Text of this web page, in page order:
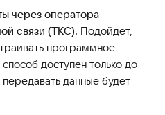
через оператора
связи (ТКС). Подойдет,
программное
доступен только до
данные будет